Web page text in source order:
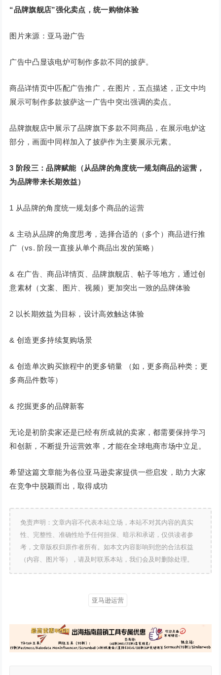
“品牌旗舰店”强化卖点，统一购物体验
图片来源：亚马逊广告
广告中凸显该电炉可制作多款不同的披萨。
商品详情页中匹配广告推广，在图片，五点描述，正文中均
展示可制作多款披萨这一广告中突出强调的卖点。
品牌旗舰店中展示了品牌旗下多款不同商品，在展示电炉这
部分，画面中同样加入了披萨作为主要展示元素。
3 阶段三：品牌赋能（从品牌的角度统一规划商品的运营，
为品牌带来长期效益）
1 从品牌的角度统一规划多个商品的运营
& 主动从品牌的角度思考，选择合适的（多个）商品进行推
广（vs. 阶段一直接从单个商品出发的策略）
& 在广告、商品详情页、品牌旗舰店、帖子等地方，通过创
意素材（文案、图片、视频）更加突出一致的品牌体验
2 以长期效益为目标，设计高效触达体验
& 创造更多持续复购场景
& 创造单次购买旅程中的更多销量 （如，更多商品种类；更
多商品件数等）
& 挖掘更多的品牌新客
无论是初阶卖家还是已经有所成就的卖家，都需要保持学习
和创新，不断提升运营效率，才能在全球电商市场中立足。
希望这篇文章能为各位亚马逊卖家提供一些启发，助力大家
在竞争中脱颖而出，取得成功
免责声明：文章内容不代表本站立场，本站不对其内容的真实
性、完整性、准确性给予任何担保、暗示和承诺，仅供读者参
考，文章版权归原作者所有。如本文内容影响到您的合法权益
（内容、图片等），请及时联系本站，我们会及时删除处理。
亚马逊运营